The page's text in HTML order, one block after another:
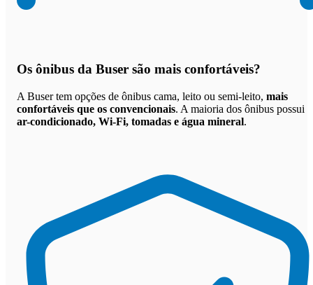
Os ônibus da Buser são mais confortáveis?
A Buser tem opções de ônibus cama, leito ou semi-leito, mais
confortáveis que os convencionais. A maioria dos ônibus possui
ar-condicionado, Wi-Fi, tomadas e água mineral.